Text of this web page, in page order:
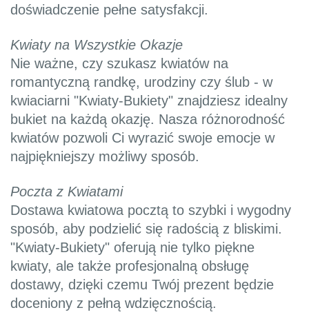
doświadczenie pełne satysfakcji.
Kwiaty na Wszystkie Okazje
Nie ważne, czy szukasz kwiatów na
romantyczną randkę, urodziny czy ślub - w
kwiaciarni "Kwiaty-Bukiety" znajdziesz idealny
bukiet na każdą okazję. Nasza różnorodność
kwiatów pozwoli Ci wyrazić swoje emocje w
najpiękniejszy możliwy sposób.
Poczta z Kwiatami
Dostawa kwiatowa pocztą to szybki i wygodny
sposób, aby podzielić się radością z bliskimi.
"Kwiaty-Bukiety" oferują nie tylko piękne
kwiaty, ale także profesjonalną obsługę
dostawy, dzięki czemu Twój prezent będzie
doceniony z pełną wdzięcznością.